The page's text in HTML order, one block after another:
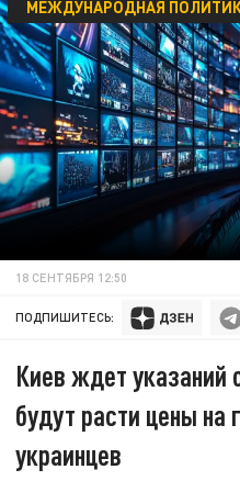
МЕЖДУНАРОДНАЯ
18 СЕНТЯБРЯ 12:50
ПОДПИШИТЕСЬ:
Киев ждет
будут расти цены на
украинцев